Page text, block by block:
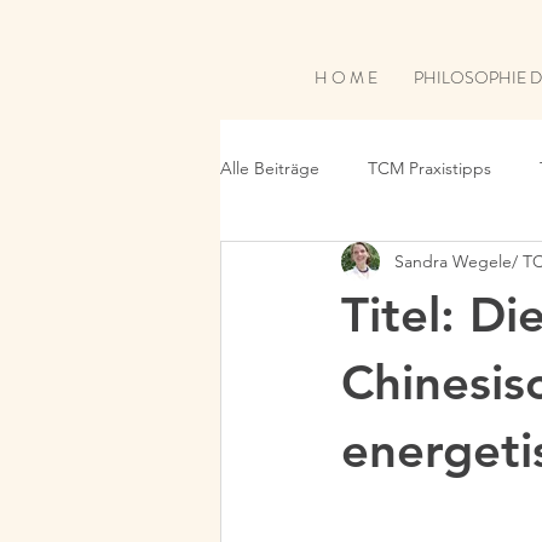
H O M E PHILOSOPHIE
Alle Beiträge TCM Praxistipps
Titel:
Sandra Wegele/